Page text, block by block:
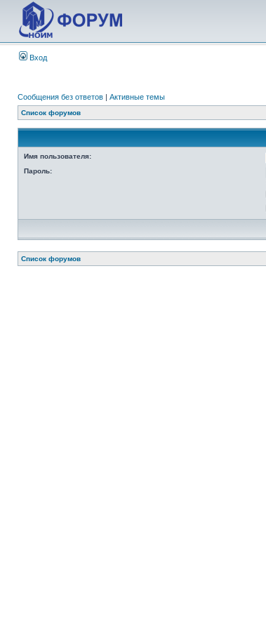
Вход
Сообщения без ответов | Активные темы
Список форумов
Имя пользователя:
Пароль:
Список форумов